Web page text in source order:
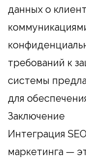
данных о
требований к
системы
для
Заключение
Интеграция
маркетинга —